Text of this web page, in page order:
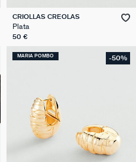
CRIOLLAS CREOLAS
Plata
50 €
MARIA POMBO -50%